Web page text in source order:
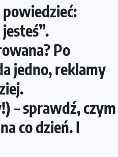
Po
jedno, reklamy
– sprawdź, czym
co dzień. I
13-07-2026